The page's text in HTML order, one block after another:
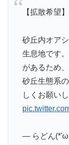
【拡散希望
砂丘内オア
生息地です
があるため
砂丘生態系
しくお願いし
— らどん